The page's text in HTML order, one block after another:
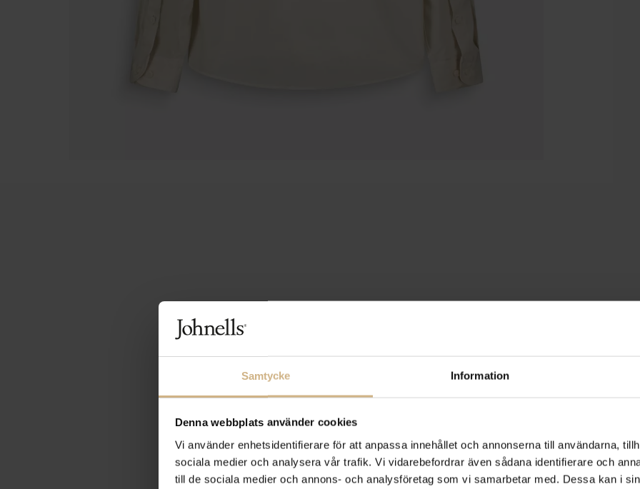
Samtycke Information
Denna webbplats använder cookies
Vi använder enhetsidentifierare för att anpassa innehållet och annonserna till användarna,
sociala medier och analysera vår trafik. Vi vidarebefordrar även sådana identifierare och
till de sociala medier och annons- och analysföretag som vi samarbetar med. Dessa kan i